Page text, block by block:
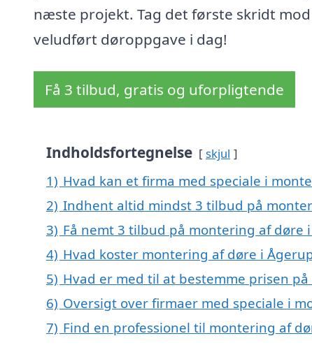
næste projekt. Tag det første skridt
veludført døroppgave i dag!
Få 3 tilbud, gratis og uforpligtende
Indholdsfortegnelse skjul
1) Hvad kan et firma med speciale i
2) Indhent altid mindst 3 tilbud på
3) Få nemt 3 tilbud på montering af
4) Hvad koster montering af døre i
5) Hvad er med til at bestemme prisen
6) Oversigt over firmaer med speciale i
7) Find en professionel til montering af